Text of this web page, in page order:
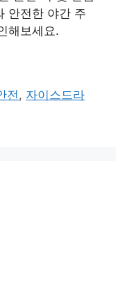
안전한 야간 주
해보세요.
전, 자이스드라